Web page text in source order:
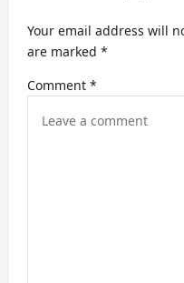
g
t
Your email address will
are marked *
Comment *